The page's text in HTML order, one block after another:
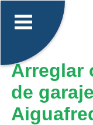
Arreglar
de